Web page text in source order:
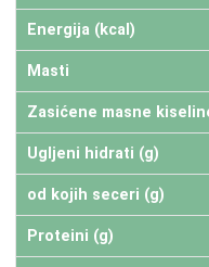
Energija (kcal)
Masti
Zasićene masne
Ugljeni hidrati (g)
od kojih seceri (g)
Proteini (g)